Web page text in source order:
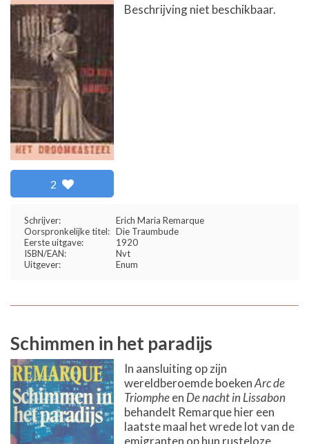
2
Beschrijving niet beschikbaar.
Schrijver:
Erich Maria Remarque
Oorspronkelijke titel: Die Traumbude
Eerste uitgave:
1920
ISBN/EAN:
Nvt
Uitgever:
Enum
Schimmen in het paradijs
In aansluiting op zijn
wereldberoemde boekenArc de
Triompheen De nacht in Lissabon
behandelt Remarque hier een
laatste maal het wrede lot van de
emigranten op hun rusteloze